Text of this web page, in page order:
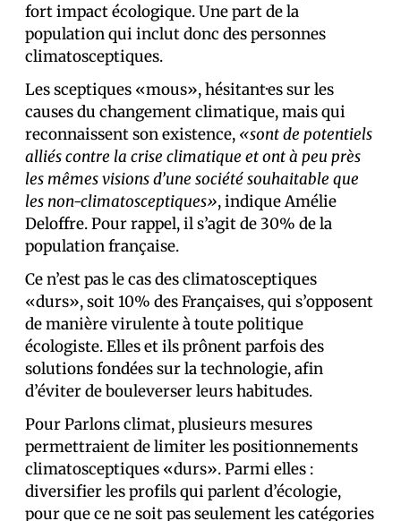
fort impact écologique. Une part de la
population qui inclut donc des personnes
climatosceptiques.
Les sceptiques «mous», hésitant·es sur les
causes du changement climatique, mais qui
reconnaissent son existence, «sont de potentiels
alliés contre la crise climatique et ont à peu près
les mêmes visions d’une société souhaitable que
les non-climatosceptiques», indique Amélie
Deloffre. Pour rappel, il s’agit de 30% de la
population française.
Ce n’est pas le cas des climatosceptiques
«durs», soit 10% des Français·es, qui s’opposent
de manière virulente à toute politique
écologiste. Elles et ils prônent parfois des
solutions fondées sur la technologie, afin
d’éviter de bouleverser leurs habitudes.
Pour Parlons climat, plusieurs mesures
permettraient de limiter les positionnements
climatosceptiques «durs». Parmi elles :
diversifier les profils qui parlent d’écologie,
pour que ce ne soit pas seulement les catégories